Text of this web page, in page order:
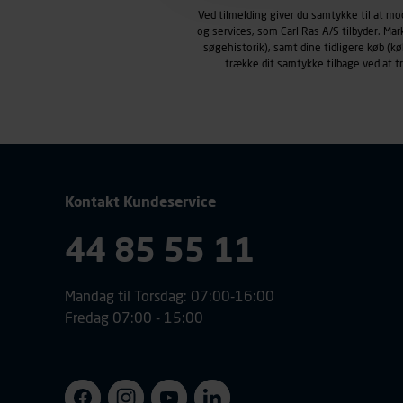
henblik på markedsføring,
personoplysninger om
klikkes på, sider/indhold
Ved tilmelding giver du samtykke til at
og services, som Carl Ras A/S tilbyder.
søgehistorik), samt dine tidligere køb
trække dit samtykke tilbage ved at
Kontakt Kundeservice
44 85 55 11
Mandag til Torsdag: 07:00-16:00
Fredag 07:00 - 15:00